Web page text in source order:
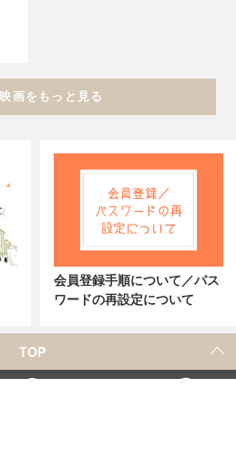
画をもっと見る
会員登録手順について／パス
ワードの再設定について
TOP